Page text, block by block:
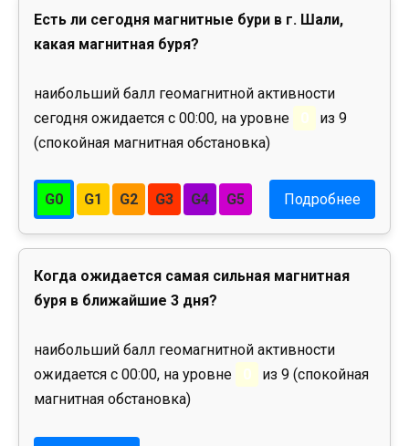
Есть ли сегодня магнитные бури в г. Шали,
какая магнитная буря?
наибольший балл геомагнитной активности
сегодня ожидается с 00:00, на уровне
0
из 9
(спокойная магнитная обстановка)
G0 G1 G2 G3 G4 G5 Подробнее
Когда ожидается самая сильная магнитная
буря в ближайшие 3 дня?
наибольший балл геомагнитной активности
ожидается с 00:00, на уровне
0
из 9 (спокойная
магнитная обстановка)